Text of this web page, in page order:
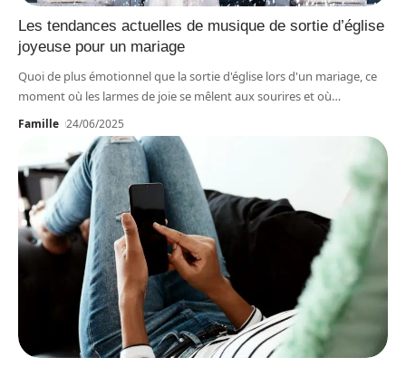
Les tendances actuelles de musique de sortie d’église
joyeuse pour un mariage
Quoi de plus émotionnel que la sortie d'église lors d'un mariage, ce
moment où les larmes de joie se mêlent aux sourires et où…
Famille 24/06/2025